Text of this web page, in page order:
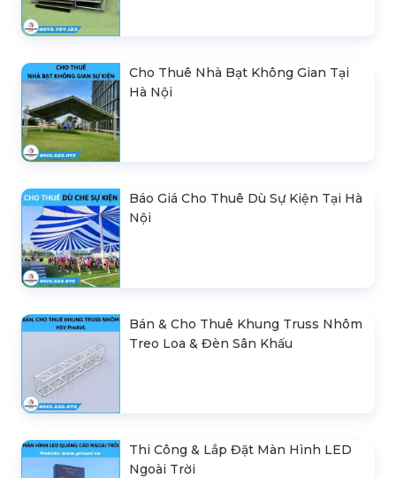
Cho Thuê Nhà Bạt Không Gian Tại
Hà Nội
Báo Giá Cho Thuê Dù Sự Kiện Tại Hà
Nội
Bán & Cho Thuê Khung Truss Nhôm
Treo Loa & Đèn Sân Khấu
Thi Công & Lắp Đặt Màn Hình LED
Ngoài Trời